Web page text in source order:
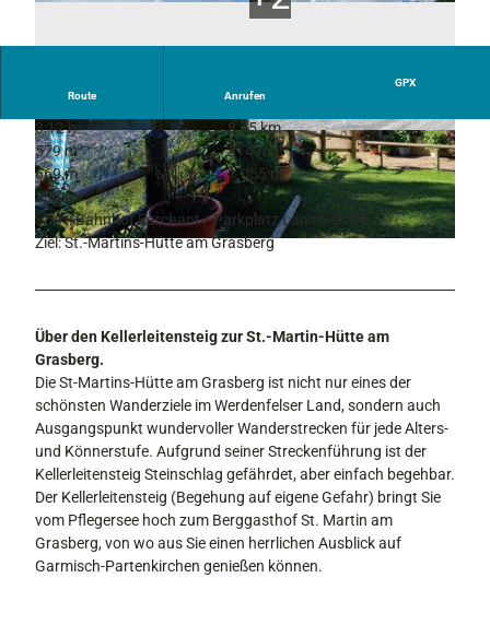
© Tourist-Information Farchant
© Bildagentur Huber/Radelt © Tourist-Information Farchant
Route Anrufen
GPX
3:12 h
8,45 km
579 m
214 m
669 m
1.055 m
386 m
Start: Bahnhof Farchant / Parkplatz Lanewies P3
Ziel: St.-Martins-Hütte am Grasberg
Über den Kellerleitensteig zur St.-Martin-Hütte am
Grasberg.
Die St-Martins-Hütte am Grasberg ist nicht nur eines der
schönsten Wanderziele im Werdenfelser Land, sondern auch
Ausgangspunkt wundervoller Wanderstrecken für jede Alters-
und Könnerstufe. Aufgrund seiner Streckenführung ist der
Kellerleitensteig Steinschlag gefährdet, aber einfach begehbar.
Der Kellerleitensteig (Begehung auf eigene Gefahr) bringt Sie
vom Pflegersee hoch zum Berggasthof St. Martin am
Grasberg, von wo aus Sie einen herrlichen Ausblick auf
Garmisch-Partenkirchen genießen können.